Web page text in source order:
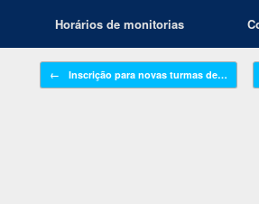
Horários de monitorias
Navegação de posts
← Inscrição para novas turmas de…